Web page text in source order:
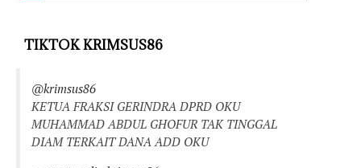
TIKTOK KRIMSUS86
@krimsus86
KETUA FRAKSI GERINDRA DPRD OKU
MUHAMMAD ABDUL GHOFUR TAK TINGGAL
DIAM TERKAIT DANA ADD OKU